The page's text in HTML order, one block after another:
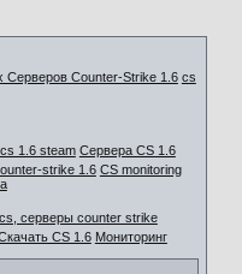
cs
1.6 steam Сервера CS 1.6
strike 1.6 CS monitoring
CS 1.6 Мониторинг